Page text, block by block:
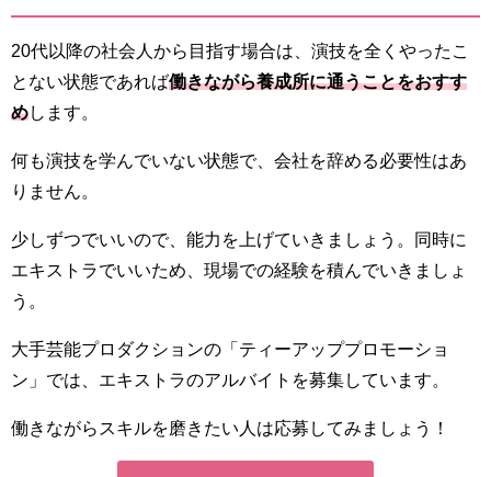
20代以降の社会人から目指す場合は、演技を全くやったこ
とない状態であれば働きながら養成所に通うことをおすす
めします。
何も演技を学んでいない状態で、会社を辞める必要性はあ
りません。
少しずつでいいので、能力を上げていきましょう。同時に
エキストラでいいため、現場での経験を積んでいきましょ
う。
大手芸能プロダクションの「ティーアッププロモーショ
ン」では、エキストラのアルバイトを募集しています。
働きながらスキルを磨きたい人は応募してみましょう！